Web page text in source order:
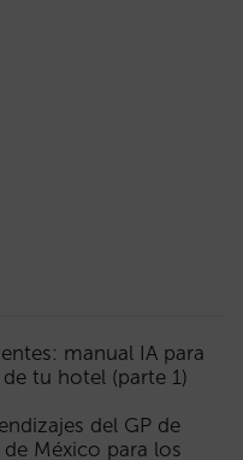
manual IA para
tu hotel (parte 1)
del GP de
México para los